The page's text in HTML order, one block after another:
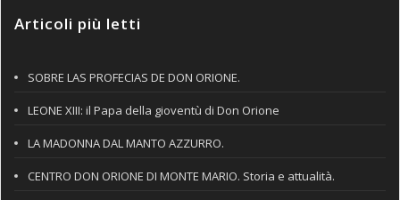
Articoli più letti
SOBRE LAS PROFECIAS DE DON ORIONE.
LEONE XIII: il Papa della gioventù di Don Orione
LA MADONNA DAL MANTO AZZURRO.
CENTRO DON ORIONE DI MONTE MARIO. Storia e attualità.